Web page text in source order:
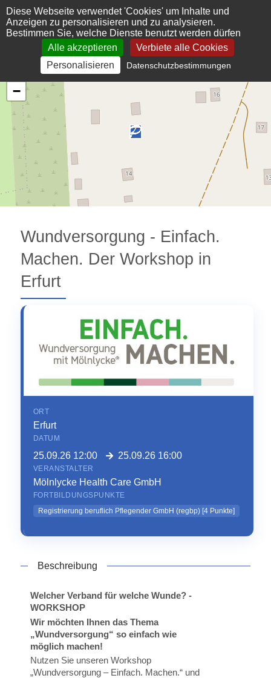
Cookie-Einstellungen
Diese Webseite verwendet 'Cookies' um Inhalte und
Anzeigen zu personalisieren und zu analysieren.
Bestimmen Sie, welche Dienste benutzt werden dürfen
Alle akzeptieren
Verbiete alle Cookies
Personalisieren
Datenschutzbestimmungen
−
Wundversorgung - Einfach.
Machen. Der Workshop in
Erfurt
ORT
Erfurt
DATUM
25.09.26 12:00 25.09.26 16:00
VERANSTALTER
Mölnlycke Health Care GmbH
FORTBILDUNGSPUNKTE
Registrierung beruflich Pflegender GmbH (regbp)[4Punkte]
Beschreibung
Welcher Verband für welche Wunde? -
WORKSHOP
Wir möchten Ihnen das Thema
„Wundversorgung“ so einfach wie
möglich machen!
Nutzen Sie unseren Workshop
„Wundversorgung – Einfach. Machen.“ und